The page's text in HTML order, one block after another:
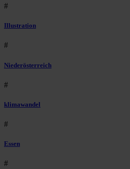
#
Illustration
#
Niederösterreich
#
klimawandel
#
Essen
#